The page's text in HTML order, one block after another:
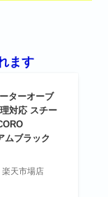
ます
ターオーブ
対応 スチー
ムブラック
天市場店